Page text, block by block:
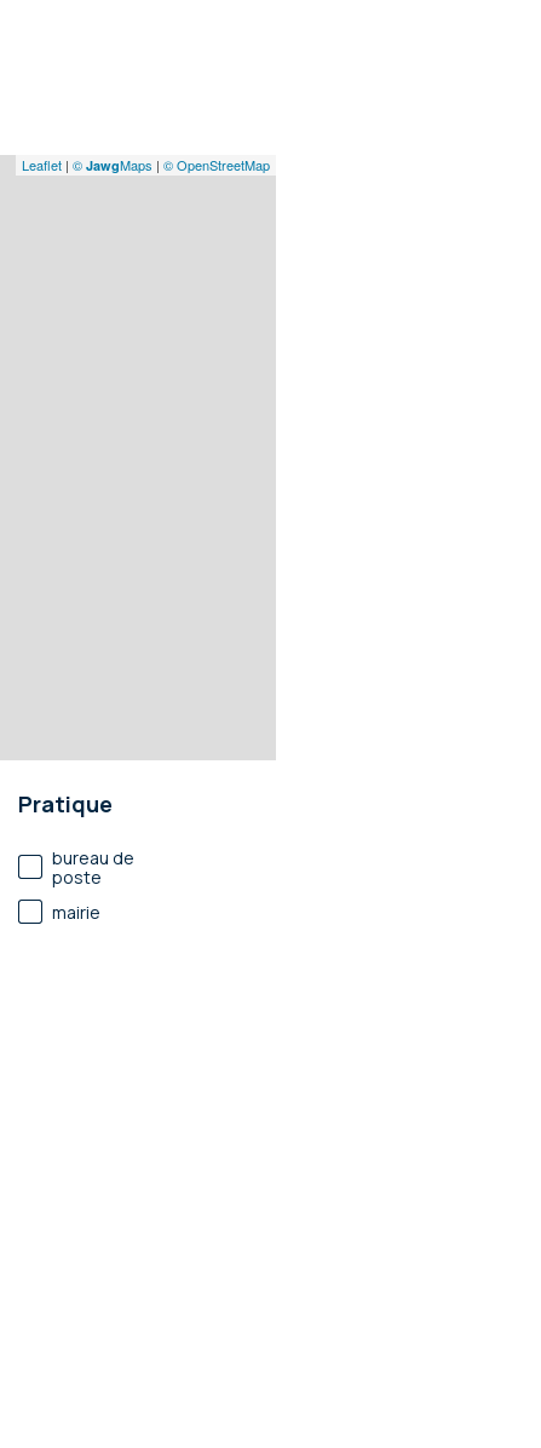
Leaflet| © JawgMaps | © OpenStreetMap
Pratique
bureau de
poste
mairie